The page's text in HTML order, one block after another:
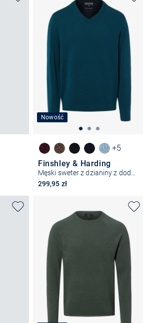
Nowość
+5
Finshley & Harding
Męski sweter z dzianiny z dodatkiem kaszmiru
299,95 zł